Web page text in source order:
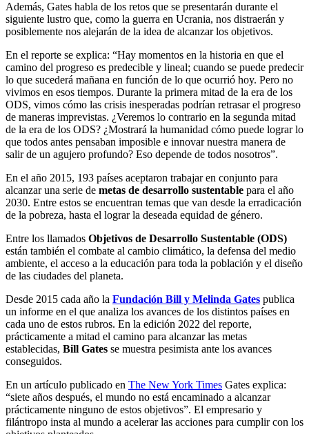
Además, Gates habla de los retos que se presentarán durante el
siguiente lustro que, como la guerra en Ucrania, nos distraerán y
posiblemente nos alejarán de la idea de alcanzar los objetivos.
En el reporte se explica: “Hay momentos en la historia en que el
camino del progreso es predecible y lineal; cuando se puede predecir
lo que sucederá mañana en función de lo que ocurrió hoy. Pero no
vivimos en esos tiempos. Durante la primera mitad de la era de los
ODS, vimos cómo las crisis inesperadas podrían retrasar el progreso
de maneras imprevistas. ¿Veremos lo contrario en la segunda mitad
de la era de los ODS? ¿Mostrará la humanidad cómo puede lograr lo
que todos antes pensaban imposible e innovar nuestra manera de
salir de un agujero profundo? Eso depende de todos nosotros”.
En el año 2015, 193 países aceptaron trabajar en conjunto para
alcanzar una serie de metas de desarrollo sustentable para el año
2030. Entre estos se encuentran temas que van desde la erradicación
de la pobreza, hasta el lograr la deseada equidad de género.
Entre los llamados Objetivos de Desarrollo Sustentable (ODS)
están también el combate al cambio climático, la defensa del medio
ambiente, el acceso a la educación para toda la población y el diseño
de las ciudades del planeta.
Desde 2015 cada año la Fundación Bill y Melinda Gates publica
un informe en el que analiza los avances de los distintos países en
cada uno de estos rubros. En la edición 2022 del reporte,
prácticamente a mitad el camino para alcanzar las metas
establecidas, Bill Gates se muestra pesimista ante los avances
conseguidos.
En un artículo publicado en The New York Times Gates explica:
“siete años después, el mundo no está encaminado a alcanzar
prácticamente ninguno de estos objetivos”. El empresario y
filántropo insta al mundo a acelerar las acciones para cumplir con los